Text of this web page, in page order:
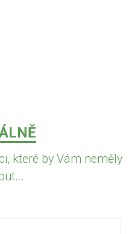
které by Vám neměly